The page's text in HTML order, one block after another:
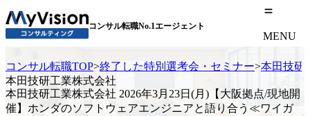
コンサル転職No.1エージェント
MENU
コンサル転職TOP>終了した特別選考会・セミナー>本田技研
本田技研工業株式会社
本田技研工業株式会社 2026年3月23日(月)【大阪拠点/現地開
催】ホンダのソフトウェアエンジニアと語り合う≪ワイガ